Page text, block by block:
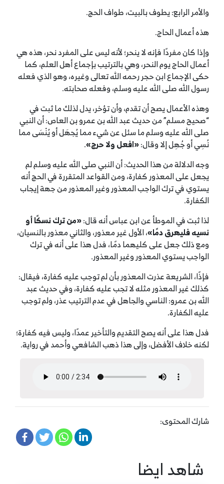
والأمر الرابع: يطوف بالبيت، طواف الحج.
هذه أعمال الحاج.
وإذا كان مفردًا فإنه لا ينحر؛ لأنه ليس على المفرد نحر، هذه هي
أعمال الحاج يوم النحر، وهي بالترتيب بإجماع أهل العلم، كما
حكى الإجماع ابن حجر رحمه الله تعالى وغيره، وهو الذي فعله
رسول الله صلى الله عليه وسلم، وفعله صحابته.
وهذه الأعمال يصح أن تقدم، وأن تؤخر، يدل لذلك ما ثبت في
“صحيح مسلم” من حديث عبد الله بن عمرو بن العاص: أن النبي
صلى الله عليه وسلم ما سئل عن شيء مما يُجهَل أو يُنْسَى مما
نُسِي أو جُهِل إلا وقال:«افعل ولا حرج».
وجه الدلالة من هذا الحديث: أن النبي صلى الله عليه وسلم لم
يجعل على المعذور كفارة، ومن القواعد المتقررة في الحج أنه
يستوي في ترك الواجب المعذور وغير المعذور من جهة إيجاب
الكفارة.
لذا ثبت في الموطأ عن ابن عباس أنه قال:«من ترك نسكًا أو
نسيه فليهرق دمًا»، الأول غير معذور، والثاني معذور بالنسيان،
ومع ذلك جعل على كليهما دمًا، فدل هذا على أنه في ترك
الواجب يستوي المعذور وغير المعذور.
فإذًا، الشريعة عذرت المعذور بأن لم توجب عليه كفارة، فيقال:
كذلك غير المعذور مثله لا تجب عليه كفارة، وفي حديث عبد
الله بن عمرو: الناسي والجاهل في عدم الترتيب عذر، ولم توجب
عليه الكفارة.
فدل هذا على أنه يصح التقديم والتأخير عمدًا، وليس فيه كفارة؛
لكنه خلاف الأفضل، وإلى هذا ذهب الشافعي وأحمد في رواية.
شارك المحتوى:
شاهد ايضا